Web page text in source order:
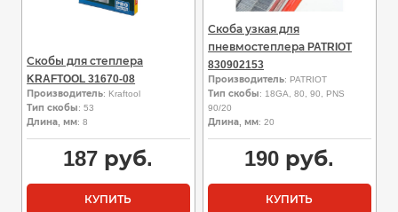
Скобы для степлера
KRAFTOOL 31670-08
Производитель: Kraftool
Тип скобы: 53
Длина, мм: 8
187 руб.
КУПИТЬ
Скоба узкая для
пневмостеплера PATRIOT
830902153
Производитель: PATRIOT
Тип скобы: 18GA, 80, 90, PNS
90/20
Длина, мм: 20
190 руб.
КУПИТЬ